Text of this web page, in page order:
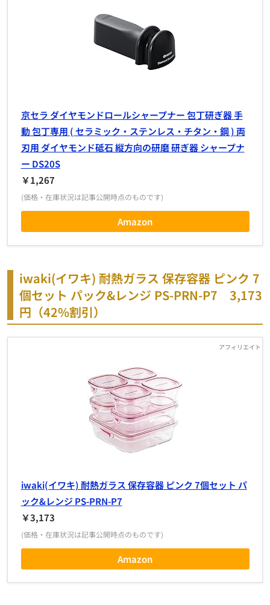
京セラ ダイヤモンドロールシャープナー 包丁研ぎ器 手
動 包丁専用 ( セラミック・ステンレス・チタン・鋼 ) 両
刃用 ダイヤモンド砥石 縦方向の研磨 研ぎ器 シャープナ
ー DS20S
￥1,267
(価格・在庫状況は記事公開時点のものです)
Amazon
iwaki(イワキ) 耐熱ガラス 保存容器 ピンク 7
個セット パック&レンジ PS-PRN-P7 3,173
円（42%割引）
iwaki(イワキ) 耐熱ガラス 保存容器 ピンク 7個セット パ
ック&レンジ PS-PRN-P7
￥3,173
(価格・在庫状況は記事公開時点のものです)
Amazon